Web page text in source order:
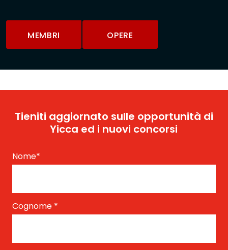
MEMBRI OPERE
Tieniti aggiornato sulle opportunità di
Yicca ed i nuovi concorsi
Nome*
Cognome *